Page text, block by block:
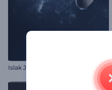
Islak Joystick İntro